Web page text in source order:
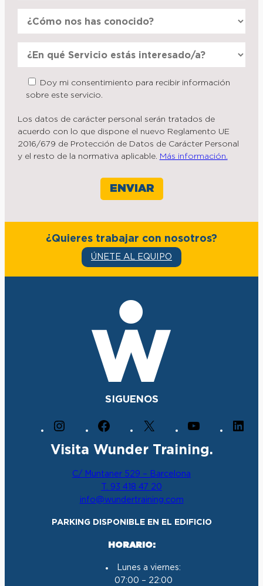
Doy mi consentimiento para recibir información
sobre este servicio.
Los datos de carácter personal serán tratados de
acuerdo con lo que dispone el nuevo Reglamento UE
2016/679 de Protección de Datos de Carácter Personal
y el resto de la normativa aplicable. Más información.
¿Quieres trabajar con nosotros?
ÚNETE AL EQUIPO
SIGUENOS
s
m
c
b
o
o
u
Visita Wunder Training.
C/ Muntaner 529 – Barcelona
T. 93 418 47 20
info@wundertraining.com
PARKING DISPONIBLE EN EL EDIFICIO
HORARIO:
Lunes a viernes:
07:00 – 22:00